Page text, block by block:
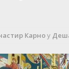
Карноу